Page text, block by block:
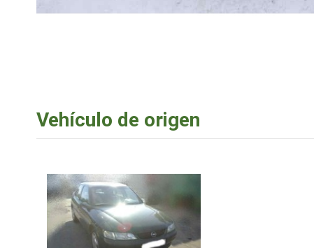
Vehículo de origen